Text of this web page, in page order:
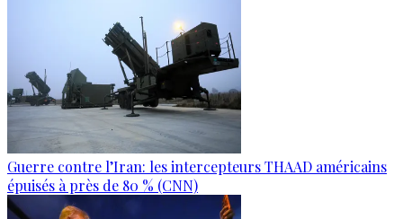
Guerre contre l’Iran: les intercepteurs THAAD américains
épuisés à près de 80 % (CNN)